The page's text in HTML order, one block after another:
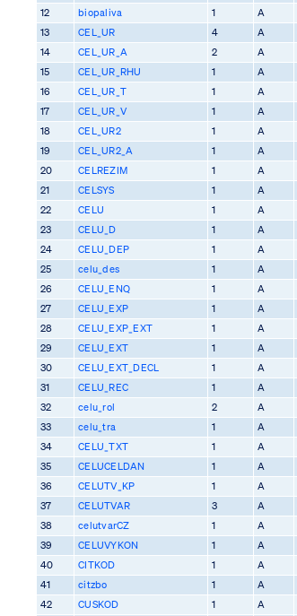
12
biopaliva 1 A
13
CEL_UR 4 A
14
CEL_UR_A 2 A
15
CEL_UR_RHU 1 A
16
CEL_UR_T 1 A
17
CEL_UR_V 1 A
18
CEL_UR2 1 A
19
CEL_UR2_A 1 A
20
CELREZIM 1 A
21
CELSYS 1 A
22
CELU 1 A
23
CELU_D 1 A
24
CELU_DEP 1 A
25
celu_des 1 A
26
CELU_ENQ 1 A
27
CELU_EXP 1 A
28
CELU_EXP_EXT 1 A
29
CELU_EXT 1 A
30
CELU_EXT_DECL 1 A
31
CELU_REC 1 A
32
celu_rol 2 A
33
celu_tra 1 A
34
CELU_TXT 1 A
35
CELUCELDAN 1 A
36
CELUTV_KP 1 A
37
CELUTVAR 3 A
38
celutvarCZ 1 A
39
CELUVYKON 1 A
40
CITKOD 1 A
41
citzbo 1 A
42
CUSKOD 1 A